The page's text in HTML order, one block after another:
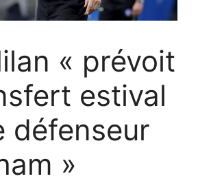
« prévoit
estival
défenseur
»